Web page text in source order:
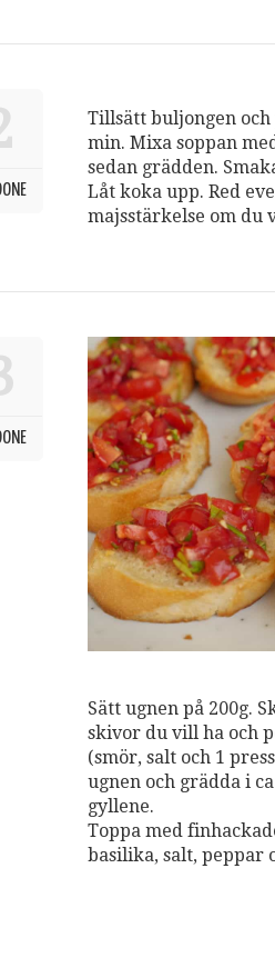
Tillsätt buljongen
min. Mixa soppan
sedan grädden.
Låt koka upp. Red
majsstärkelse om du
Sätt ugnen på 200g.
skivor du vill ha och
(smör, salt och 1
ugnen och grädda i
gyllene.
Toppa med
basilika, salt, peppar